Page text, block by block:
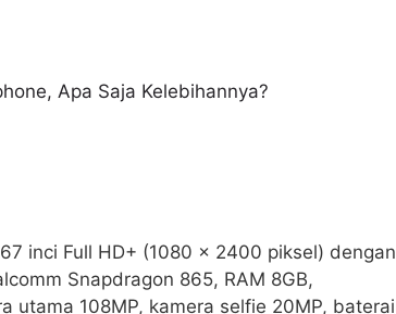
Apa Saja Kelebihannya?
inci Full HD+ (1080 x 2400 piksel) dengan
Snapdragon 865, RAM 8GB,
utama 108MP, kamera selfie 20MP, baterai